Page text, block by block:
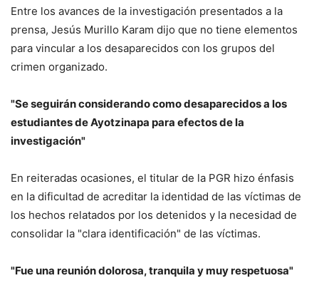
Entre los avances de la investigación presentados a la
prensa, Jesús Murillo Karam dijo que no tiene elementos
para vincular a los desaparecidos con los grupos del
crimen organizado.
"Se seguirán considerando como desaparecidos a los
estudiantes de Ayotzinapa para efectos de la
investigación"
En reiteradas ocasiones, el titular de la PGR hizo énfasis
en la dificultad de acreditar la identidad de las víctimas de
los hechos relatados por los detenidos y la necesidad de
consolidar la "clara identificación" de las víctimas.
"Fue una reunión dolorosa, tranquila y muy respetuosa"